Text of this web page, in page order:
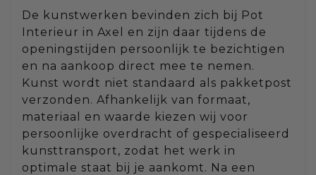
De kunstwerken bevinden zich bij Pot
Interieur in Axel en zijn daar tijdens de
openingstijden persoonlijk te bezichtigen
en na aankoop direct mee te nemen.
Kunst wordt niet standaard als pakketpost
verzonden. Afhankelijk van formaat,
materiaal en waarde kiezen wij voor
persoonlijke overdracht of gespecialiseerd
kunsttransport, zodat het werk in
optimale staat bij je aankomt. Na een